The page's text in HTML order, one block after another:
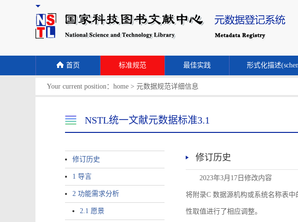
首页 标准规范 最佳实践 形式化描述
Your current position： home > 元数据规范详细信息
NSTL统一文献元数据标准3.1
修订历史
1 导言
2 功能需求分析
2.1 愿景
修订历史
2023年3月17日修改内容
将附录C 数据源机构或系统名称表中
性取值进行了相应调整。